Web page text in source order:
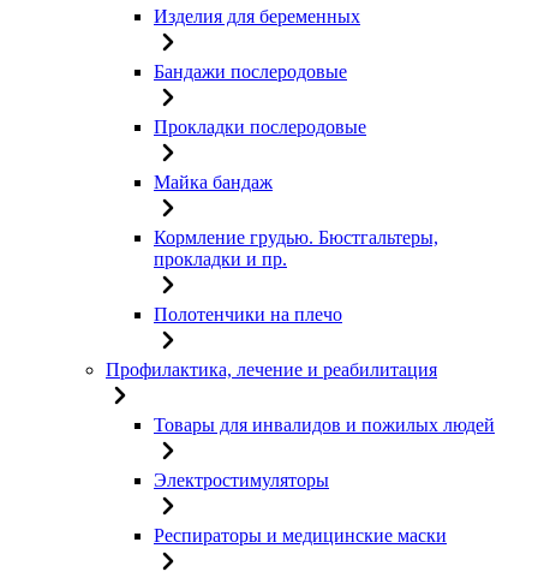
Изделия для беременных
Бандажи послеродовые
Прокладки послеродовые
Майка бандаж
Кормление грудью. Бюстгальтеры,
прокладки и пр.
Полотенчики на плечо
Профилактика, лечение и реабилитация
Товары для инвалидов и пожилых людей
Электростимуляторы
Респираторы и медицинские маски